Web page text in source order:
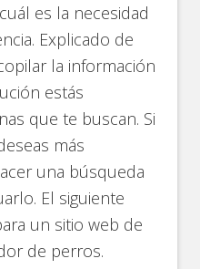
es la necesidad
Explicado de
la información
estás
que te buscan. Si
más
una búsqueda
El siguiente
un sitio web de
de perros.